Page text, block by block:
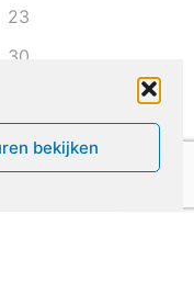
bekijken
23
30